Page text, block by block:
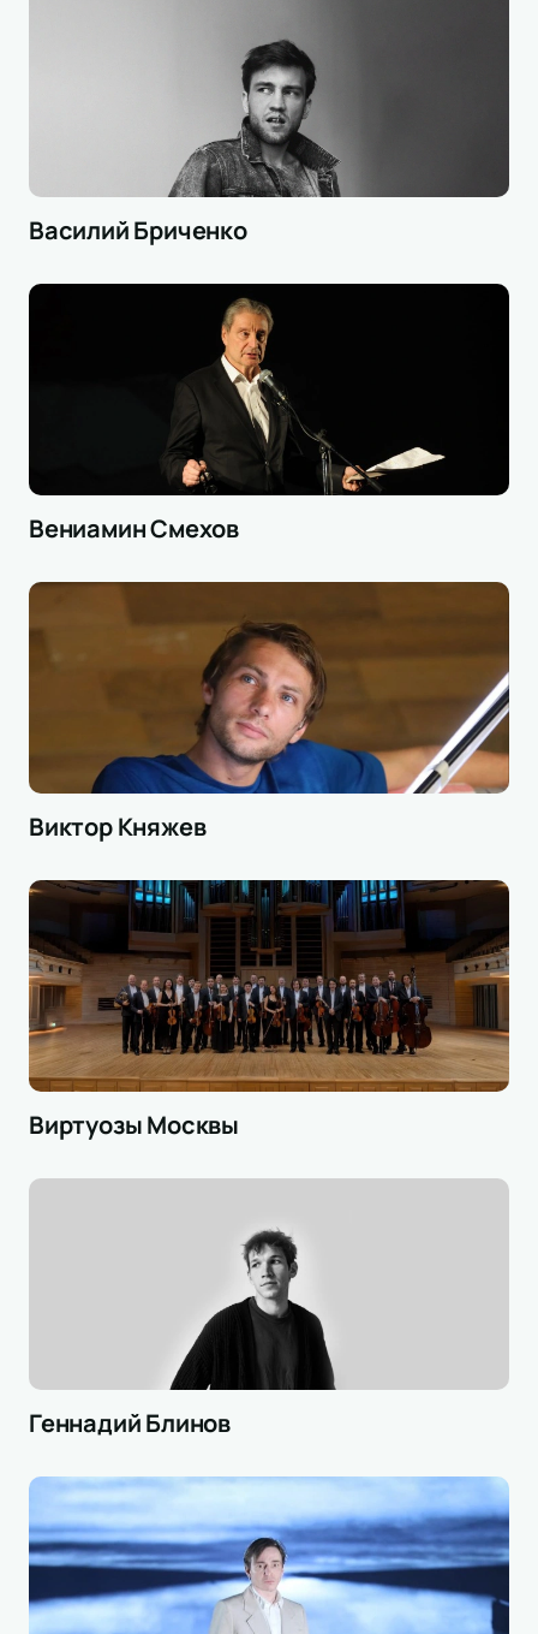
Василий Бриченко
Вениамин Смехов
Виктор Княжев
Виртуозы Москвы
Геннадий Блинов